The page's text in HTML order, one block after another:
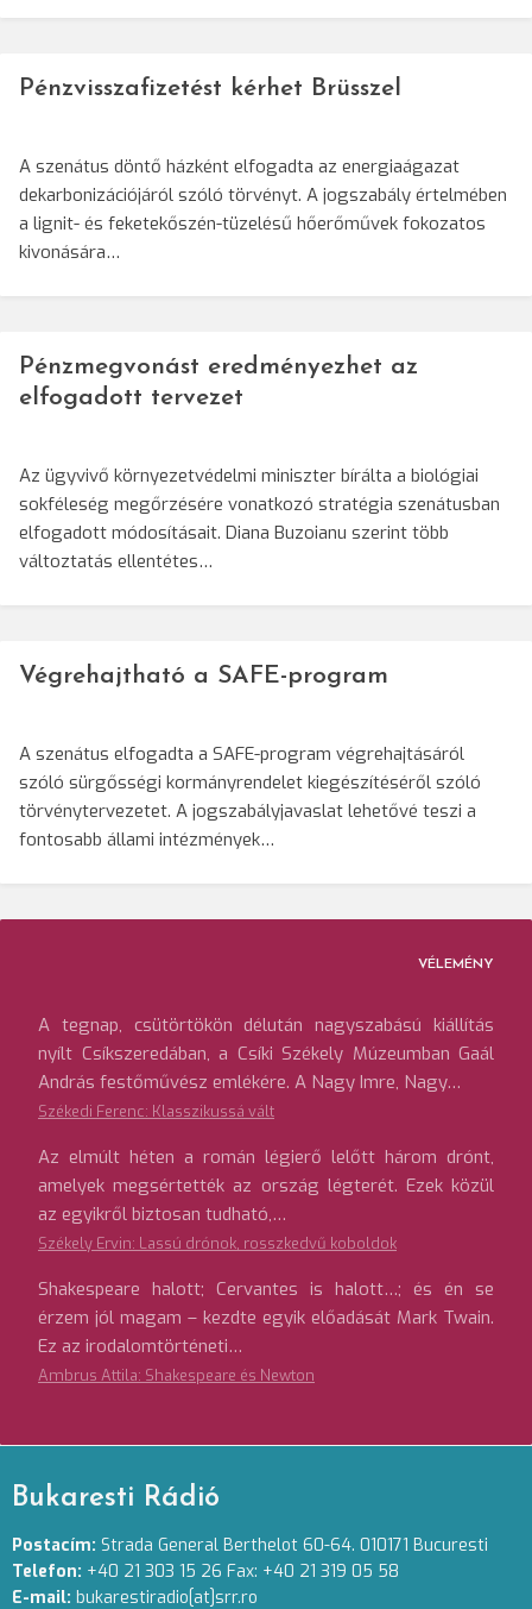
Pénzvisszafizetést kérhet Brüsszel
A szenátus döntő házként elfogadta az energiaágazat
dekarbonizációjáról szóló törvényt. A jogszabály értelmében
a lignit- és feketekőszén-tüzelésű hőerőművek fokozatos
kivonására…
Pénzmegvonást eredményezhet az
elfogadott tervezet
Az ügyvivő környezetvédelmi miniszter bírálta a biológiai
sokféleség megőrzésére vonatkozó stratégia szenátusban
elfogadott módosításait. Diana Buzoianu szerint több
változtatás ellentétes…
Végrehajtható a SAFE-program
A szenátus elfogadta a SAFE-program végrehajtásáról
szóló sürgősségi kormányrendelet kiegészítéséről szóló
törvénytervezetet. A jogszabályjavaslat lehetővé teszi a
fontosabb állami intézmények…
VÉLEMÉNY
A tegnap, csütörtökön délután nagyszabású kiállítás
nyílt Csíkszeredában, a Csíki Székely Múzeumban Gaál
András festőművész emlékére. A Nagy Imre, Nagy…
Székedi Ferenc: Klasszikussá vált
Az elmúlt héten a román légierő lelőtt három drónt,
amelyek megsértették az ország légterét. Ezek közül
az egyikről biztosan tudható,…
Székely Ervin: Lassú drónok, rosszkedvű koboldok
Shakespeare halott; Cervantes is halott…; és én se
érzem jól magam – kezdte egyik előadását Mark Twain.
Ez az irodalomtörténeti…
Ambrus Attila: Shakespeare és Newton
Bukaresti Rádió
Postacím: Strada General Berthelot 60-64. 010171 Bucuresti
Telefon: +40 21 303 15 26 Fax: +40 21 319 05 58
E-mail: bukarestiradio[at]srr.ro